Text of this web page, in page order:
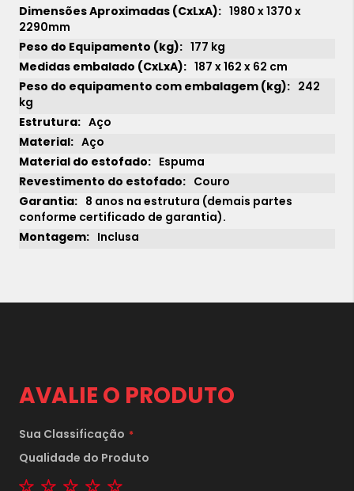
1xsem juros de
2xsem juros de
1980 x 1370 x
2290mm
177 kg
187 x 162 x 62 cm
242
kg
Aço
Aço
Espuma
Couro
8 anos na estrutura (demais partes
conforme certificado de garantia).
Inclusa
AVALIE O PRODUTO
Sua Classificação
Qualidade do Produto
1 star2 stars3 stars4 stars